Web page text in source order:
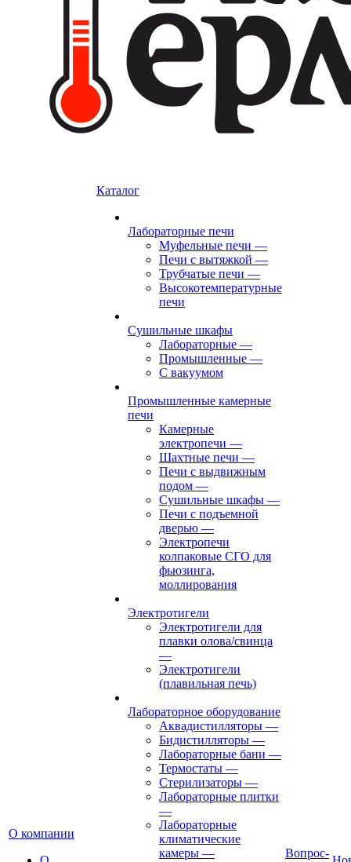
О компании
Каталог
Лабораторные печи
Муфельные печи —
Печи с вытяжкой —
Трубчатые печи —
Высокотемпературные
печи
Сушильные шкафы
Лабораторные —
Промышленные —
С вакуумом
Промышленные камерные
печи
Камерные
электропечи —
Шахтные печи —
Печи с выдвижным
подом —
Сушильные шкафы —
Печи с подъемной
дверью —
Электропечи
колпаковые СГО для
фьюзинга,
моллирования
Электротигели
Электротигели для
плавки олова/свинца
—
Электротигели
(плавильная печь)
Лабораторное оборудование
Аквадистилляторы —
Бидистилляторы —
Лабораторные бани —
Термостаты —
Стерилизаторы —
Лабораторные плитки
—
Лабораторные
климатические
камеры —
Вопрос-